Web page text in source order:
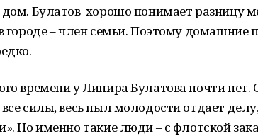
Булатов хорошо понимает разницу
городе – член семьи. Поэтому
времени у Линира Булатова почти нет.
силы, весь пыл молодости отдает
Но именно такие люди – с флотской